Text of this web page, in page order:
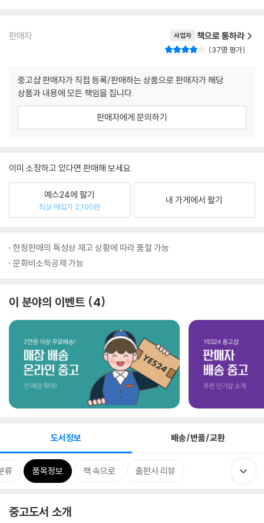
판매자 사업자 책으로 통하라
37명 평가
중고샵 판매자가 직접 등록/판매하는 상품으로 판매자가 해당
상품과 내용에 모든 책임을 집니다.
판매자에게 문의하기
이미 소장하고 있다면 판매해 보세요.
예스24에 팔기
최상 매입가 2,100원
내 가게에서 팔기
한정판매의 특성상 재고 상황에 따라 품절 가능
문화비소득공제 가능
이 분야의 이벤트 4
도서정보 배송/반품/교환
류 품목정보 책 속으로 출판사 리뷰
중고도서 소개